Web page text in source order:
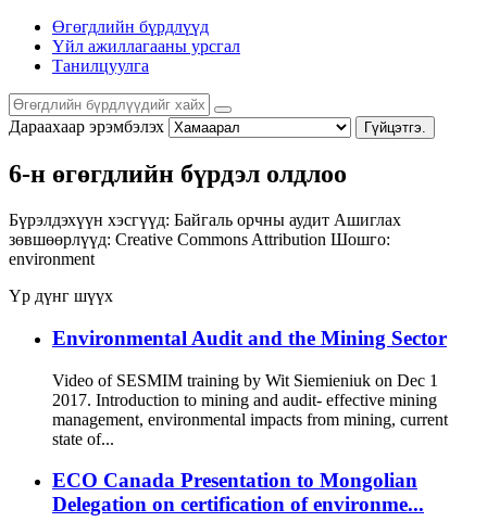
Өгөгдлийн бүрдлүүд
Үйл ажиллагааны урсгал
Танилцуулга
Дараахаар эрэмбэлэх Гүйцэтгэ.
6-н өгөгдлийн бүрдэл олдлоо
Бүрэлдэхүүн хэсгүүд: Байгаль орчны аудит Ашиглах
зөвшөөрлүүд: Creative Commons Attribution Шошго:
environment
Үр дүнг шүүх
Environmental Audit and the Mining Sector
Video of SESMIM training by Wit Siemieniuk on Dec 1
2017. Introduction to mining and audit- effective mining
management, environmental impacts from mining, current
state of...
ECO Canada Presentation to Mongolian
Delegation on certification of environme...